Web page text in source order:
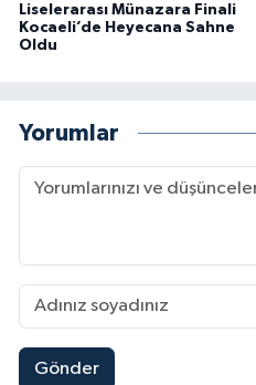
Liselerarası Münazara Finali
Kocaeli’de Heyecana Sahne
Oldu
Yorumlar
Gönder